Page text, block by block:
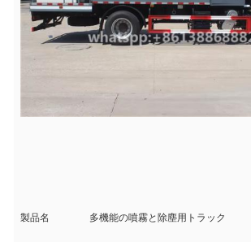
製品名 多機能の噴霧と除塵用トラック